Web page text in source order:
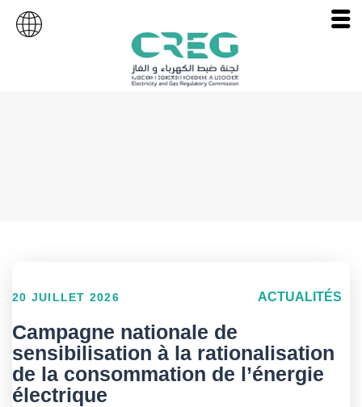
20 JUILLET 2026 ACTUALITÉS
Campagne nationale de
sensibilisation à la rationalisation
de la consommation de l’énergie
électrique